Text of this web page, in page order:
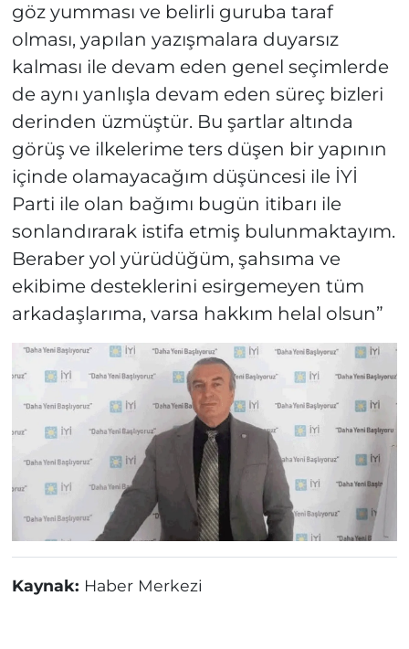
göz yumması ve belirli guruba taraf
olması, yapılan yazışmalara duyarsız
kalması ile devam eden genel seçimlerde
de aynı yanlışla devam eden süreç bizleri
derinden üzmüştür. Bu şartlar altında
görüş ve ilkelerime ters düşen bir yapının
içinde olamayacağım düşüncesi ile İYİ
Parti ile olan bağımı bugün itibarı ile
sonlandırarak istifa etmiş bulunmaktayım.
Beraber yol yürüdüğüm, şahsıma ve
ekibime desteklerini esirgemeyen tüm
arkadaşlarıma, varsa hakkım helal olsun”
Kaynak: Haber Merkezi